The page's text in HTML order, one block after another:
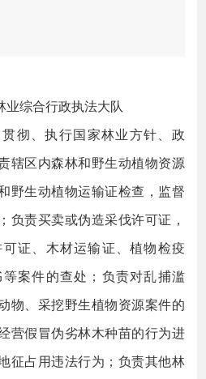
业综合行政执法大队
彻、执行国家林业方针、政
辖区内森林和野生动植物资源
野生动植物运输证检查，监督
负责买卖或伪造采伐许可证，
证、木材运输证、植物检疫
案件的查处；负责对乱捕滥
物、采挖野生植物资源案件的
营假冒伪劣林木种苗的行为进
征占用违法行为；负责其他林